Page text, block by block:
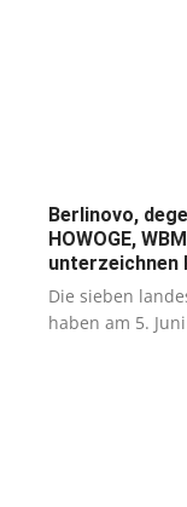
Berlinovo,
HOWOGE,
unterzeichnen
Die sieben
haben am 5.